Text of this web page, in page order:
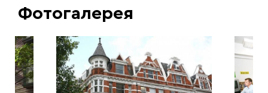
Фотогалерея